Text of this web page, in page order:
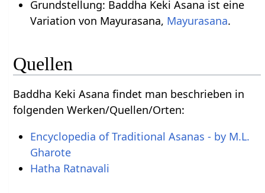
Grundstellung: Baddha Keki Asana ist eine
Variation von Mayurasana, Mayurasana.
Quellen
Baddha Keki Asana findet man beschrieben in
folgenden Werken/Quellen/Orten:
Encyclopedia of Traditional Asanas - by M.L.
Gharote
Hatha Ratnavali